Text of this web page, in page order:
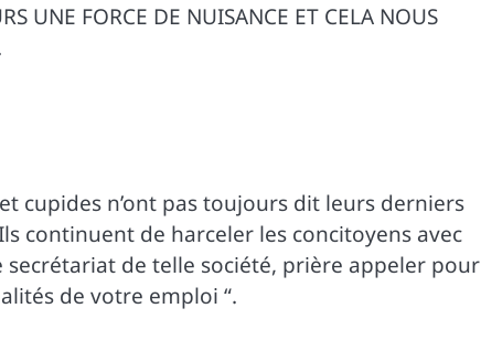
UNE FORCE DE NUISANCE ET CELA NOUS
cupides n’ont pas toujours dit leurs derniers
continuent de harceler les concitoyens avec
secrétariat de telle société, prière appeler pour
de votre emploi “.